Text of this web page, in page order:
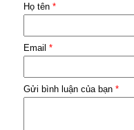
Họ tên *
Email *
Gửi bình luận của bạn *